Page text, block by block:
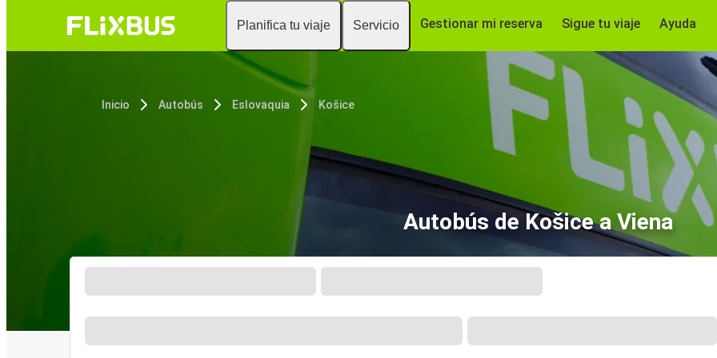
Planifica tu viaje Servicio Gestionar mi reserva Sigue tu viaje Ayuda
Inicio Autobús Eslovaquia Košice
Autobús de Košice a Viena